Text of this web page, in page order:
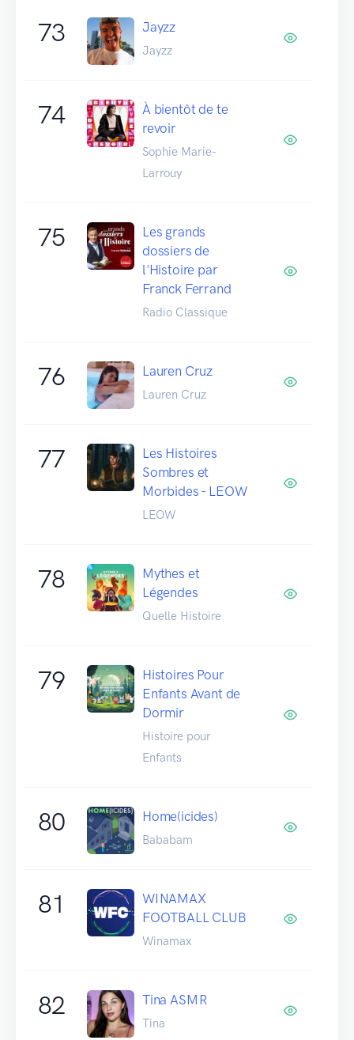
73 Jayzz
Jayzz
74
À bientôt de te
revoir
Sophie Marie-
Larrouy
75
Les grands
dossiers de
l'Histoire par
Franck Ferrand
Radio Classique
76 Lauren Cruz
Lauren Cruz
77
Les Histoires
Sombres et
Morbides - LEOW
LEOW
78
Mythes et
Légendes
Quelle Histoire
79
Histoires Pour
Enfants Avant de
Dormir
Histoire pour
Enfants
80 Home(icides)
Bababam
81
WINAMAX
FOOTBALL CLUB
Winamax
82 Tina ASMR
Tina